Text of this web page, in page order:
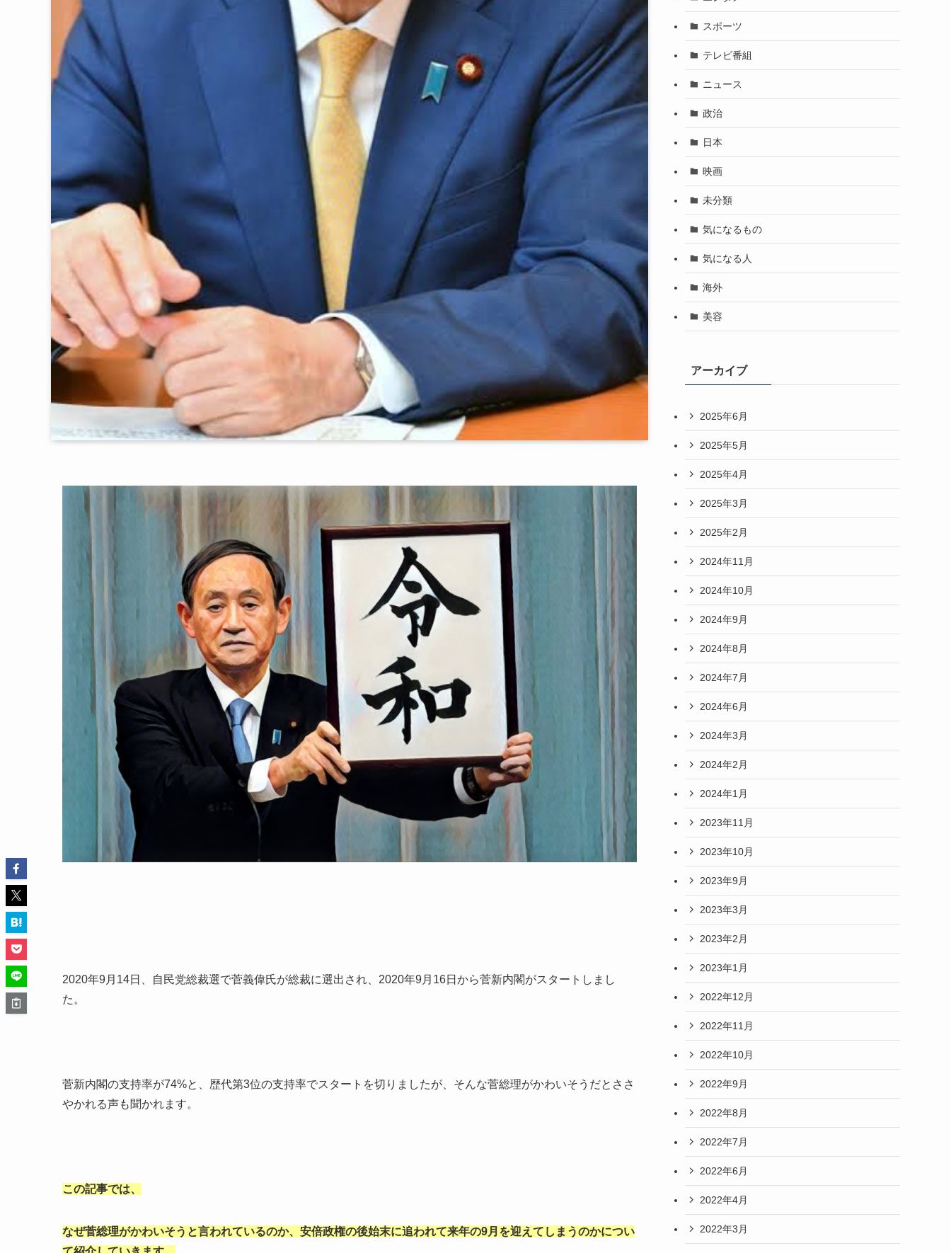
2020年9月14日、自民党総裁選で菅義偉氏が総裁に選出され、2020年9月16日から菅新内閣がスタートしまし
た。
菅新内閣の支持率が74%と、歴代第3位の支持率でスタートを切りましたが、そんな菅総理がかわいそうだとささ
やかれる声も聞かれます。
この記事では、
なぜ菅総理がかわいそうと言われているのか、安倍政権の後始末に追われて来年の9月を迎えてしまうのかについ
スポーツ
テレビ番組
ニュース
政治
日本
映画
未分類
気になるもの
気になる人
海外
美容
アーカイブ
2025年6月
2025年5月
2025年4月
2025年3月
2025年2月
2024年11月
2024年10月
2024年9月
2024年8月
2024年7月
2024年6月
2024年3月
2024年2月
2024年1月
2023年11月
2023年10月
2023年9月
2023年3月
2023年2月
2023年1月
2022年12月
2022年11月
2022年10月
2022年9月
2022年8月
2022年7月
2022年6月
2022年4月
2022年3月